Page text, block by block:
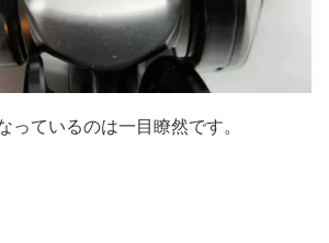
っているのは一目瞭然です。